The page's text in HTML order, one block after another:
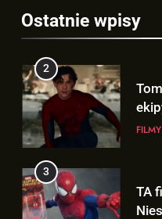
3
4
FILMY
Ostatnie wpisyNEWSY
2
FILMY
3
TA